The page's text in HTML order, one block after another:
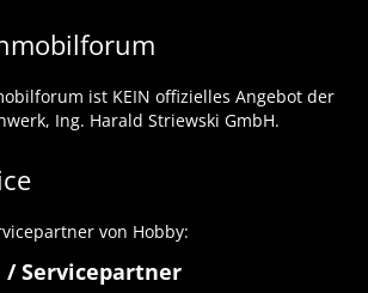
ist KEIN offizielles Angebot der
Ing. Harald Striewski GmbH.
von Hobby:
/ Servicepartner